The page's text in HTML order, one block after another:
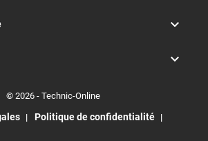


© 2026 - Technic-Online
Politique de confidentialité